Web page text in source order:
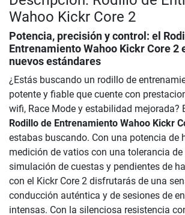
Wahoo Kickr Core 2
Potencia, precisión y control: el
Entrenamiento Wahoo Kickr Core 2
nuevos estándares
¿Estás buscando un rodillo de
potente y fiable que cuente con
wifi, Race Mode y estabilidad mejorada?
Rodillo de Entrenamiento Wahoo Kickr
estabas buscando. Con una potencia de
medición de vatios con una tolerancia de
simulación de cuestas y pendientes de
con el Kickr Core 2 disfrutarás de una
conducción auténtica y de sesiones de
intensas. Con la silenciosa resistencia